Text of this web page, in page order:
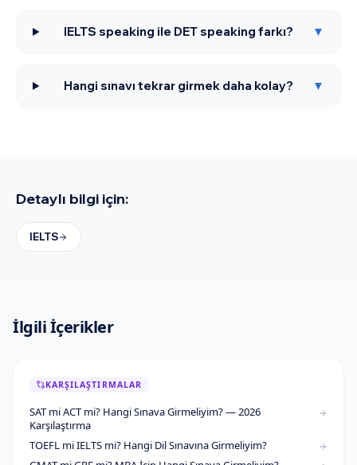
IELTS speaking ile DET speaking farkı? ▼
Hangi sınavı tekrar girmek daha kolay? ▼
Detaylı bilgi için:
IELTS
İlgili İçerikler
KARŞILAŞTIRMALAR
SAT mi ACT mi? Hangi Sınava Girmeliyim? — 2026
Karşılaştırma
TOEFL mi IELTS mi? Hangi Dil Sınavına Girmeliyim?